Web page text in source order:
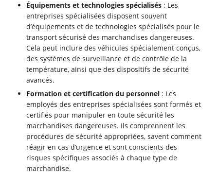
Équipements et technologies spécialisés : Les
entreprises spécialisées disposent souvent
d’équipements et de technologies spécialisés pour le
transport sécurisé des marchandises dangereuses.
Cela peut inclure des véhicules spécialement conçus,
des systèmes de surveillance et de contrôle de la
température, ainsi que des dispositifs de sécurité
avancés.
Formation et certification du personnel : Les
employés des entreprises spécialisées sont formés et
certifiés pour manipuler en toute sécurité les
marchandises dangereuses. Ils comprennent les
procédures de sécurité appropriées, savent comment
réagir en cas d’urgence et sont conscients des
risques spécifiques associés à chaque type de
marchandise.